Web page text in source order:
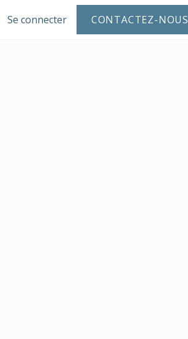
Blogue À propos
Se connecter CONTACTEZ-NOUS